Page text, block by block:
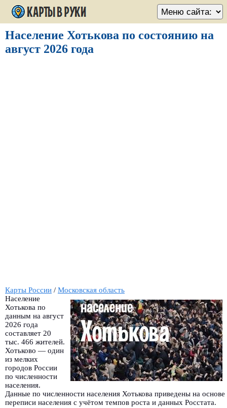
Население Хотькова по состоянию на
август 2026 года
Карты России / Московская область
Население
Хотькова по
данным на август
2026 года
составляет 20
тыс. 466 жителей.
Хотьково — один
из мелких
городов России
по численности
населения.
Данные по численности населения Хотькова приведены на основе
переписи населения с учётом темпов роста и данных Росстата.